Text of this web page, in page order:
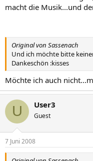
macht die Musik...und
Original von Sassenach
Und ich möchte bitte
Dankeschön :kisses
Möchte ich auch
U User3
Guest
7 Juni 2008